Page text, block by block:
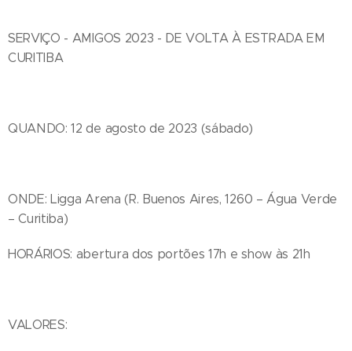
SERVIÇO - AMIGOS 2023 - DE VOLTA À ESTRADA EM
CURITIBA
QUANDO: 12 de agosto de 2023 (sábado)
ONDE: Ligga Arena (R. Buenos Aires, 1260 – Água Verde
– Curitiba)
HORÁRIOS: abertura dos portões 17h e show às 21h
VALORES: